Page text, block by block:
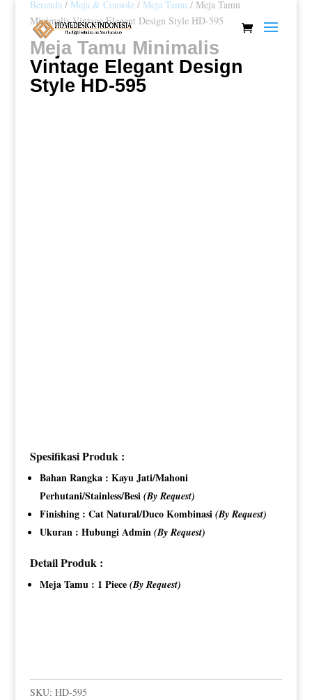
Beranda/ Meja & Console/ Meja Tamu / Meja Tamu
Minimalis Vintage Elegant Design Style HD-595
Meja Tamu Minimalis
Vintage Elegant Design
Style HD-595
Spesifikasi Produk :
Bahan Rangka : Kayu Jati/Mahoni
Perhutani/Stainless/Besi (By Request)
Finishing : Cat Natural/Duco Kombinasi (By Request)
Ukuran : Hubungi Admin (By Request)
Detail Produk :
Meja Tamu : 1 Piece (By Request)
SKU: HD-595